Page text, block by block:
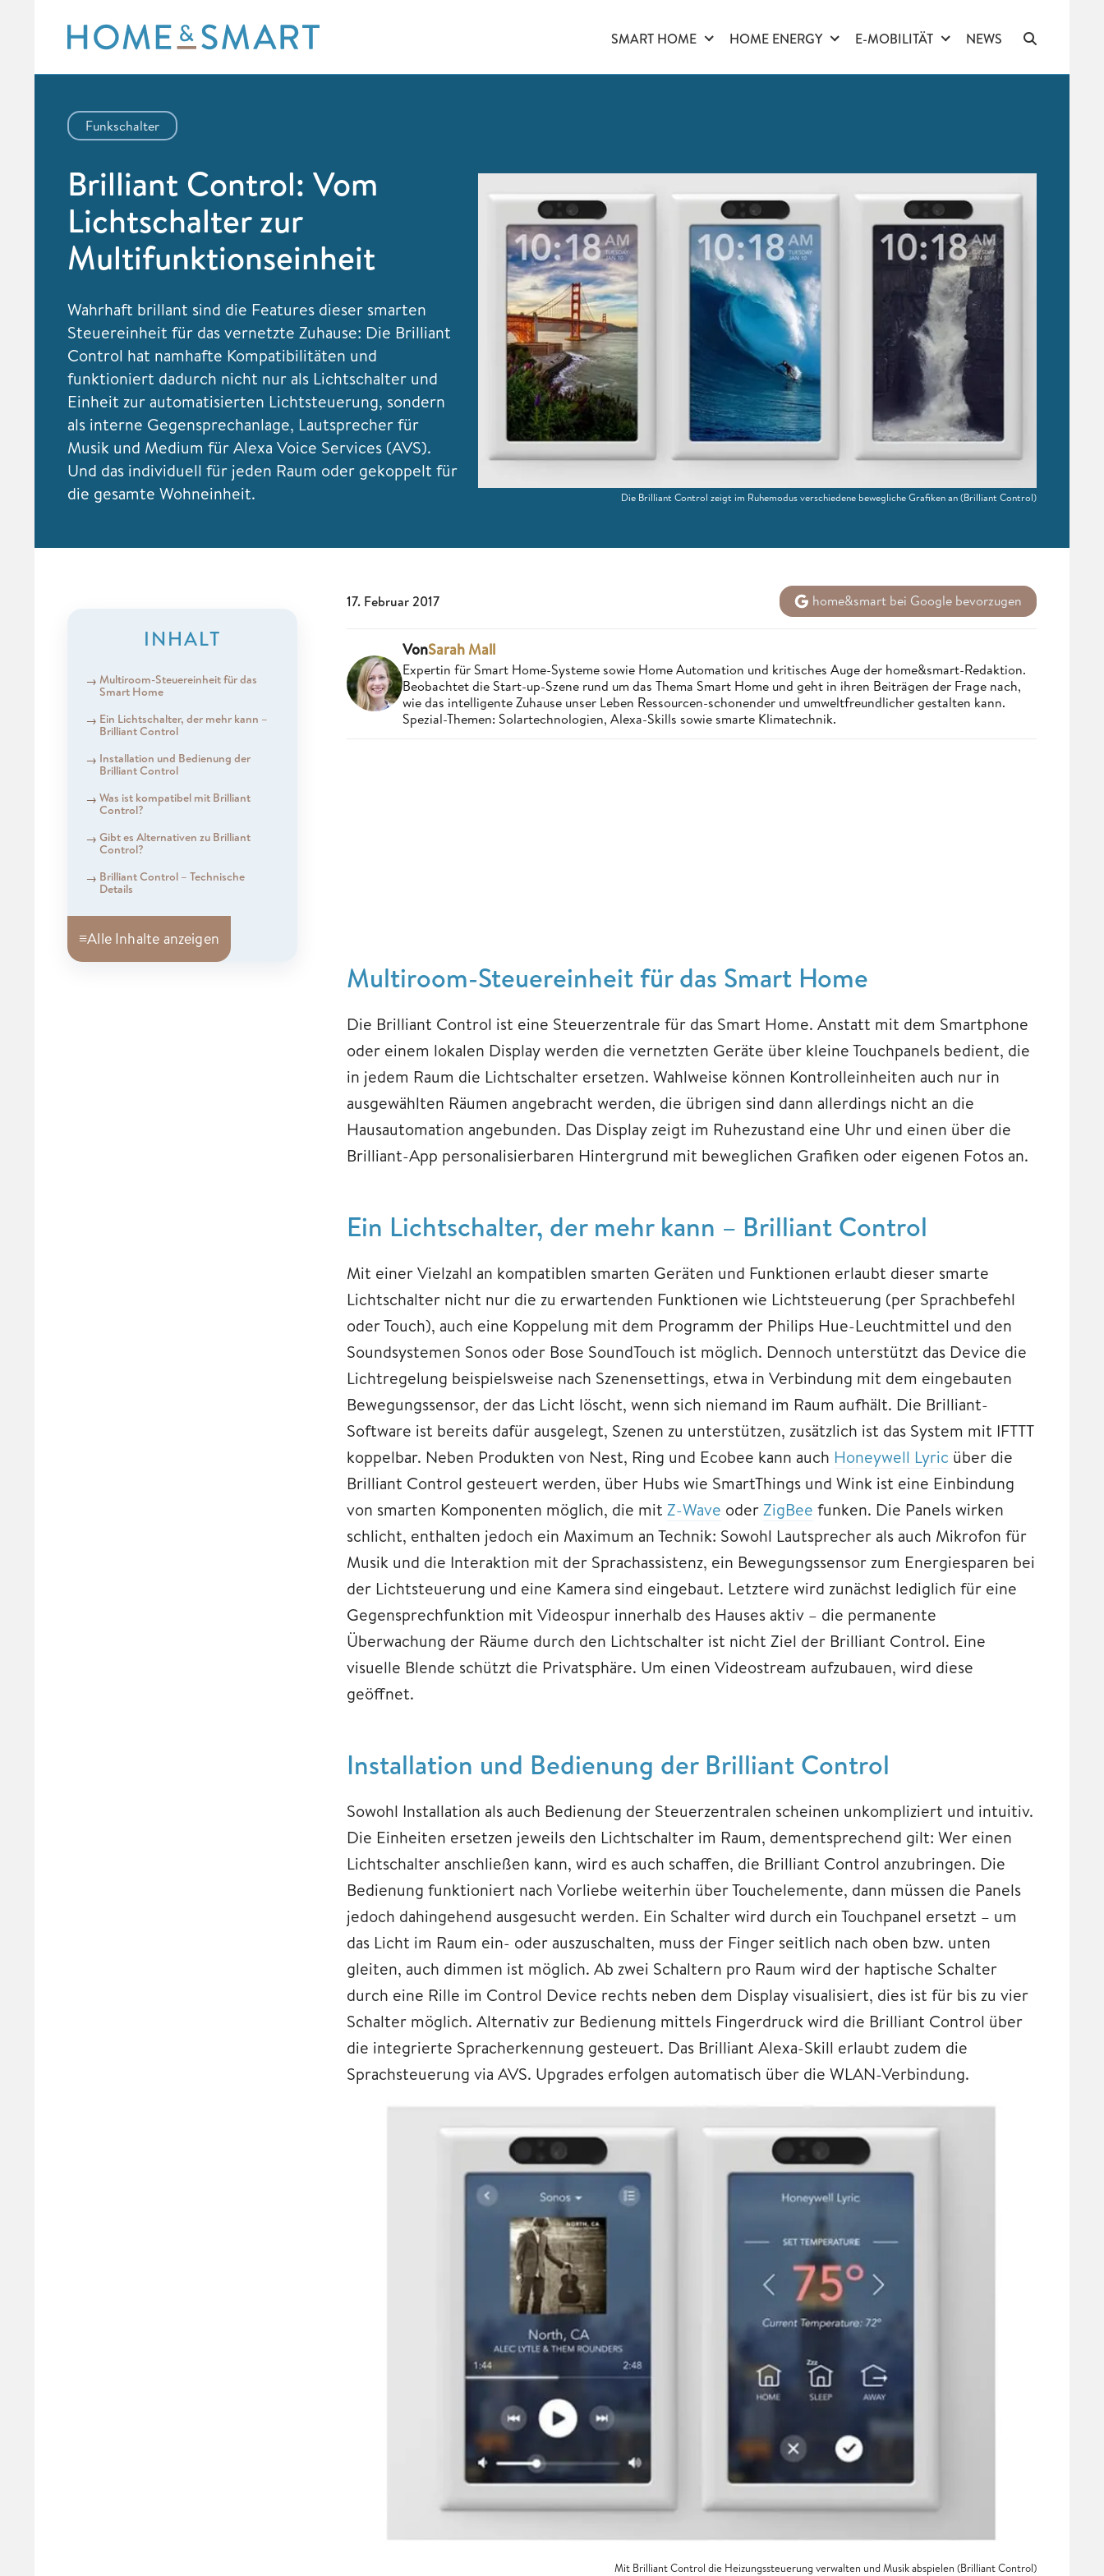
content
SMART HOME HOME ENERGY E-MOBILITÄT NEWS
Funkschalter
Brilliant Control: Vom
Lichtschalter zur
Multifunktionseinheit
Wahrhaft brillant sind die Features dieser smarten
Steuereinheit für das vernetzte Zuhause: Die Brilliant
Control hat namhafte Kompatibilitäten und
funktioniert dadurch nicht nur als Lichtschalter und
Einheit zur automatisierten Lichtsteuerung, sondern
als interne Gegensprechanlage, Lautsprecher für
Musik und Medium für Alexa Voice Services (AVS).
Und das individuell für jeden Raum oder gekoppelt für
die gesamte Wohneinheit.
Die Brilliant Control zeigt im Ruhemodus verschiedene bewegliche Grafiken an(Brilliant Control)
INHALT
Multiroom-Steuereinheit für das
Smart Home
Ein Lichtschalter, der mehr kann –
Brilliant Control
Installation und Bedienung der
Brilliant Control
Was ist kompatibel mit Brilliant
Control?
Gibt es Alternativen zu Brilliant
Control?
Brilliant Control – Technische
Details
≡Alle Inhalte anzeigen
17. Februar 2017 home&smart bei Google bevorzugen
VonSarah Mall
Expertin für Smart Home-Systeme sowie Home Automation und kritisches Auge der home&smart-Redaktion.
Beobachtet die Start-up-Szene rund um das Thema Smart Home und geht in ihren Beiträgen der Frage nach,
wie das intelligente Zuhause unser Leben Ressourcen-schonender und umweltfreundlicher gestalten kann.
Spezial-Themen: Solartechnologien, Alexa-Skills sowie smarte Klimatechnik.
Multiroom-Steuereinheit für das Smart Home
Die Brilliant Control ist eine Steuerzentrale für das Smart Home. Anstatt mit dem Smartphone
oder einem lokalen Display werden die vernetzten Geräte über kleine Touchpanels bedient, die
in jedem Raum die Lichtschalter ersetzen. Wahlweise können Kontrolleinheiten auch nur in
ausgewählten Räumen angebracht werden, die übrigen sind dann allerdings nicht an die
Hausautomation angebunden. Das Display zeigt im Ruhezustand eine Uhr und einen über die
Brilliant-App personalisierbaren Hintergrund mit beweglichen Grafiken oder eigenen Fotos an.
Ein Lichtschalter, der mehr kann – Brilliant Control
Mit einer Vielzahl an kompatiblen smarten Geräten und Funktionen erlaubt dieser smarte
Lichtschalter nicht nur die zu erwartenden Funktionen wie Lichtsteuerung (per Sprachbefehl
oder Touch), auch eine Koppelung mit dem Programm der Philips Hue-Leuchtmittel und den
Soundsystemen Sonos oder Bose SoundTouch ist möglich. Dennoch unterstützt das Device die
Lichtregelung beispielsweise nach Szenensettings, etwa in Verbindung mit dem eingebauten
Bewegungssensor, der das Licht löscht, wenn sich niemand im Raum aufhält. Die Brilliant-
Software ist bereits dafür ausgelegt, Szenen zu unterstützen, zusätzlich ist das System mit IFTTT
koppelbar. Neben Produkten von Nest, Ring und Ecobee kann auch Honeywell Lyric über die
Brilliant Control gesteuert werden, über Hubs wie SmartThings und Wink ist eine Einbindung
von smarten Komponenten möglich, die mit Z-Wave oderZigBee funken. Die Panels wirken
schlicht, enthalten jedoch ein Maximum an Technik: Sowohl Lautsprecher als auch Mikrofon für
Musik und die Interaktion mit der Sprachassistenz, ein Bewegungssensor zum Energiesparen bei
der Lichtsteuerung und eine Kamera sind eingebaut. Letztere wird zunächst lediglich für eine
Gegensprechfunktion mit Videospur innerhalb des Hauses aktiv – die permanente
Überwachung der Räume durch den Lichtschalter ist nicht Ziel der Brilliant Control. Eine
visuelle Blende schützt die Privatsphäre. Um einen Videostream aufzubauen, wird diese
geöffnet.
Installation und Bedienung der Brilliant Control
Sowohl Installation als auch Bedienung der Steuerzentralen scheinen unkompliziert und intuitiv.
Die Einheiten ersetzen jeweils den Lichtschalter im Raum, dementsprechend gilt: Wer einen
Lichtschalter anschließen kann, wird es auch schaffen, die Brilliant Control anzubringen. Die
Bedienung funktioniert nach Vorliebe weiterhin über Touchelemente, dann müssen die Panels
jedoch dahingehend ausgesucht werden. Ein Schalter wird durch ein Touchpanel ersetzt – um
das Licht im Raum ein- oder auszuschalten, muss der Finger seitlich nach oben bzw. unten
gleiten, auch dimmen ist möglich. Ab zwei Schaltern pro Raum wird der haptische Schalter
durch eine Rille im Control Device rechts neben dem Display visualisiert, dies ist für bis zu vier
Schalter möglich. Alternativ zur Bedienung mittels Fingerdruck wird die Brilliant Control über
die integrierte Spracherkennung gesteuert. Das Brilliant Alexa-Skill erlaubt zudem die
Sprachsteuerung via AVS. Upgrades erfolgen automatisch über die WLAN-Verbindung.
Mit Brilliant Control die Heizungssteuerung verwalten und Musik abspielen (Brilliant Control)